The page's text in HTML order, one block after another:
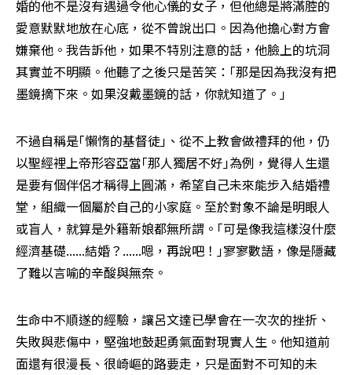
婚的他不是沒有遇過令他心儀的女子，但他總是將滿腔的
愛意默默地放在心底，從不曾說出口。因為他擔心對方會
嫌棄他。我告訴他，如果不特別注意的話，他臉上的坑洞
其實並不明顯。他聽了之後只是苦笑：｢那是因為我沒有把
墨鏡摘下來。如果沒戴墨鏡的話，你就知道了。｣
不過自稱是｢懶惰的基督徒｣、從不上教會做禮拜的他，仍
以聖經裡上帝形容亞當｢那人獨居不好｣為例，覺得人生還
是要有個伴侶才稱得上圓滿，希望自己未來能步入結婚禮
堂，組織一個屬於自己的小家庭。至於對象不論是明眼人
或盲人，就算是外籍新娘都無所謂。｢可是像我這樣沒什麼
經濟基礎......結婚？......嗯，再說吧！｣寥寥數語，像是隱藏
了難以言喻的辛酸與無奈。
生命中不順遂的經驗，讓呂文達已學會在一次次的挫折、
失敗與悲傷中，堅強地鼓起勇氣面對現實人生。他知道前
面還有很漫長、很崎嶇的路要走，只是面對不可知的未